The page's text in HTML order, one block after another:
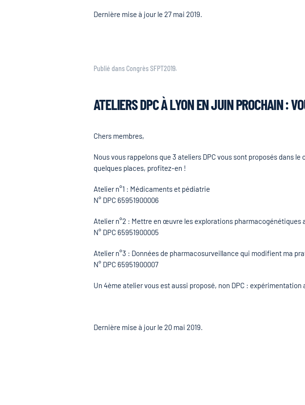
Dernière mise à jour le 27 mai 2019.
Publié dansCongrès SFPT2019.
ATELIERS DPC À LYON EN JUIN PROCHAIN :
Chers membres,
Nous vous rappelons que 3 ateliers DPC vous sont proposés dans
quelques places, profitez-en !
Atelier n°1 : Médicaments et pédiatrie
N° DPC 65951900006
Atelier n°2 : Mettre en œuvre les explorations
N° DPC 65951900005
Atelier n°3 : Données de pharmacosurveillance qui modifient ma
N° DPC 65951900007
Un 4ème atelier vous est aussi proposé, non DPC :
Dernière mise à jour le 20 mai 2019.